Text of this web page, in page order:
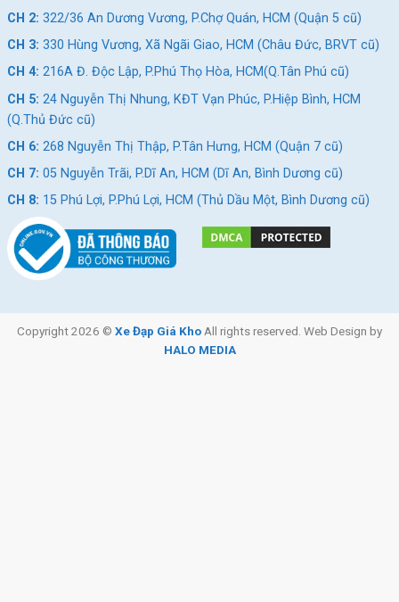
CH 2: 322/36 An Dương Vương, P.Chợ Quán, HCM (Quận 5 cũ)
CH 3: 330 Hùng Vương, Xã Ngãi Giao, HCM (Châu Đức, BRVT cũ)
CH 4: 216A Đ. Độc Lập, P.Phú Thọ Hòa, HCM(Q.Tân Phú cũ)
CH 5: 24 Nguyễn Thị Nhung, KĐT Vạn Phúc, P.Hiệp Bình, HCM
(Q.Thủ Đức cũ)
CH 6: 268 Nguyễn Thị Thập, P.Tân Hưng, HCM (Quận 7 cũ)
CH 7: 05 Nguyễn Trãi, P.Dĩ An, HCM (Dĩ An, Bình Dương cũ)
CH 8: 15 Phú Lợi, P.Phú Lợi, HCM (Thủ Dầu Một, Bình Dương cũ)
Copyright 2026 © Xe Đạp Giá KhoAll rights reserved. Web Design by
HALO MEDIA